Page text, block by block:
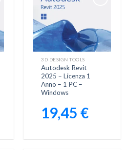
Aggiungi
alla lista
dei
desideri
3D DESIGN TOOLS
Autodesk Revit
2025 – Licenza 1
Anno – 1 PC –
Windows
19,45 €